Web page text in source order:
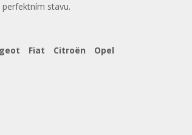
stavu.
Fiat Citroën Opel